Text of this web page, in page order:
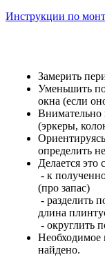
Инструкции по
Замерить
Уменьшить
окна (если
Внимательно
(эркеры,
определить
Делается
- к
(про запас)
- разделить
длина
- округлить
Необходимое
найдено.